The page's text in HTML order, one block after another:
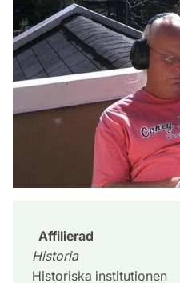
Affilierad
Historia
Historiska institutionen